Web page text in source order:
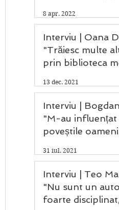
8 apr. 2022
Interviu | Oana
"Trăiesc multe
prin biblioteca
13 dec. 2021
Interviu |
"M-au influențat
poveștile
mea."
31 iul. 2021
Interviu | Teo
"Nu sunt un
foarte